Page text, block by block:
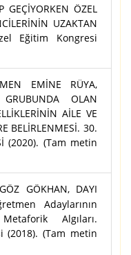
GEÇİYORKEN ÖZEL
UZAKTAN
Eğitim Kongresi
EMİNE RÜYA,
OLAN
AİLE VE
BELİRLENMESİ. 30.
(2020). (Tam metin
GÖKHAN, DAYI
Adaylarının
Algıları.
(2018). (Tam metin